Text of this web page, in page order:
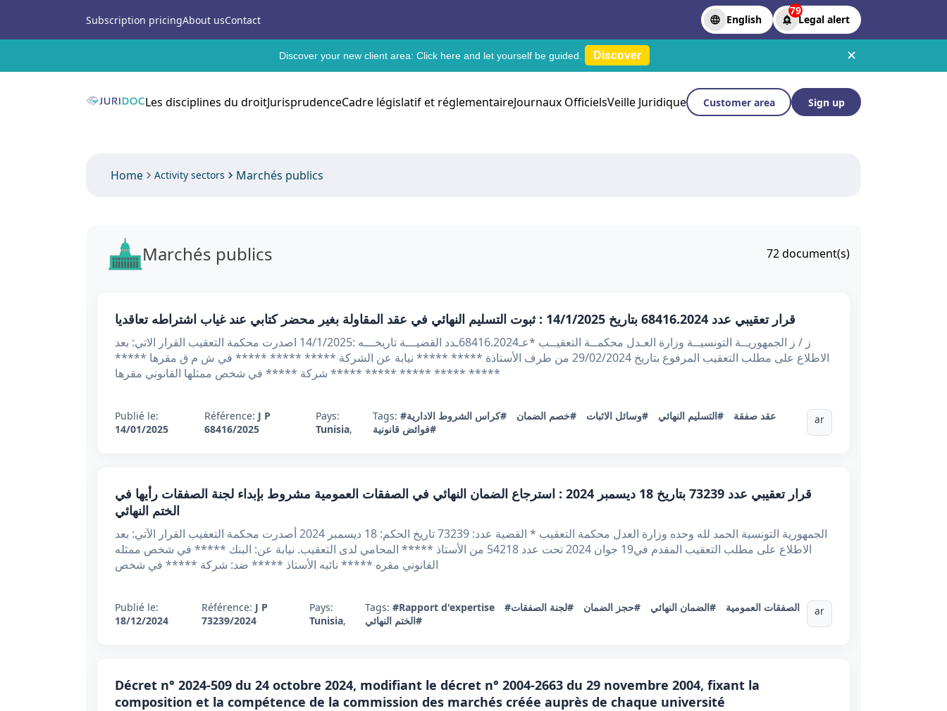
Subscription pricingAbout usContact English
79
Legal alert
Discover your new client area: Click here and let yourself be guided. Discover ✕
Les disciplines du droitJurisprudenceCadre législatif et réglementaireJournaux OfficielsVeille Juridique Customer area Sign up
Home Activity sectors Marchés publics
Marchés publics 72document(s)
قرار تعقيبي عدد 68416.2024 بتاريخ 14/1/2025 : ثبوت التسليم النهائي في عقد المقاولة بغير محضر كتابي عند غياب اشتراطه تعاقديا
ز / ز الجمهوريــة التونسيــة وزارة العـدل محكمــة التعقيــب *عـ68416.2024ـدد القضيـــة تاريخـــه :14/1/2025 اصدرت محكمة التعقيب القرار الاتي: بعد
الاطلاع على مطلب التعقيب المرفوع بتاريخ 29/02/2024 من طرف الأستاذة ***** ***** نيابة عن الشركة ***** ***** ***** في ش م ق مقرها *****
***** ***** ***** ***** شركة ***** في شخص ممثلها القانوني مقرها *****
Publié le:
14/01/2025
Référence: J P
68416/2025
Pays:
Tunisia,
Tags: #عقد صفقة #التسليم النهائي #وسائل الاثبات #خصم الضمان
#كراس الشروط الادارية
#فوائض قانونية
ar
قرار تعقيبي عدد 73239 بتاريخ 18 ديسمبر 2024 : استرجاع الضمان النهائي في الصفقات العمومية مشروط بإبداء لجنة الصفقات رأيها في
الختم النهائي
الجمهورية التونسية الحمد لله وحده وزارة العدل محكمة التعقيب * القضية عدد: 73239 تاريخ الحكم: 18 ديسمبر 2024 أصدرت محكمة التعقيب القرار الآتي: بعد
الاطلاع على مطلب التعقيب المقدم في19 جوان 2024 تحت عدد 54218 من الأستاذ ***** المحامي لدى التعقيب. نيابة عن: البنك ***** في شخص ممثله
القانوني مقره ***** نائبه الأستاذ ***** ضد: شركة ***** في شخص
Publié le:
18/12/2024
Référence: J P
73239/2024
Pays:
Tunisia,
Tags: #Rapport d'expertise #الصفقات العمومية #الضمان النهائي #حجز الضمان
#لجنة الصفقات
#الختم النهائي
ar
Décret n° 2024-509 du 24 octobre 2024, modifiant le décret n° 2004-2663 du 29 novembre 2004, fixant la
composition et la compétence de la commission des marchés créée auprès de chaque université